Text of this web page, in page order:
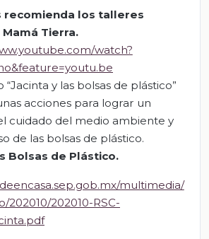
recomienda los talleres
Tierra.
watch?
“Jacinta y las bolsas de plástico”
acciones para lograr un
cuidado del medio ambiente y
de las bolsas de plástico.
Bolsas de Plástico.
multimedia/
202010/202010-RSC-